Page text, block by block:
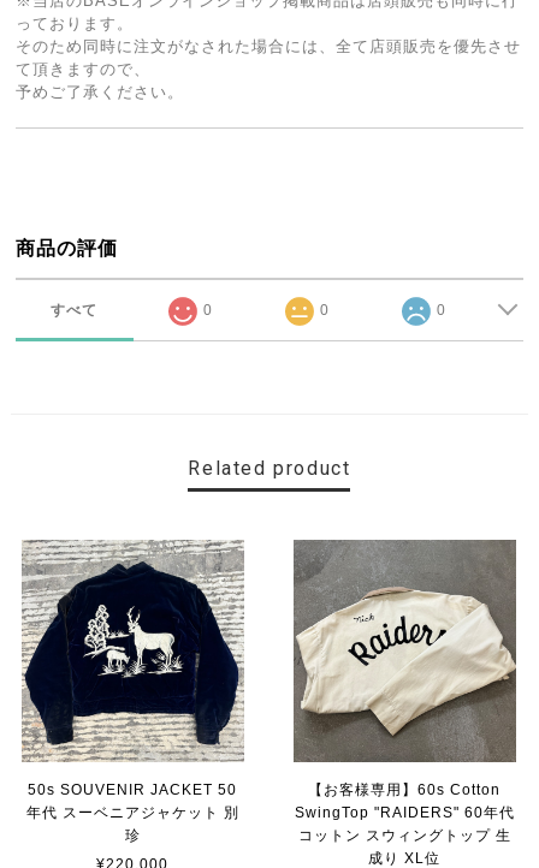
っております。
そのため同時に注文がなされた場合には、全て店頭販売を優先させ
て頂きますので、
予めご了承ください。
商品の評価
すべて 0 0 0
Related product
50s SOUVENIR JACKET 50
年代 スーベニアジャケット 別
珍
¥220,000
【お客様専用】60s Cotton
SwingTop "RAIDERS" 60年代
コットン スウィングトップ 生
成り XL位